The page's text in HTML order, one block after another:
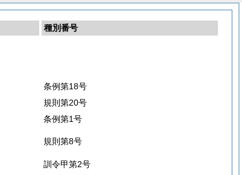
種別番号
条例第18号
規則第20号
条例第1号
規則第8号
訓令甲第2号